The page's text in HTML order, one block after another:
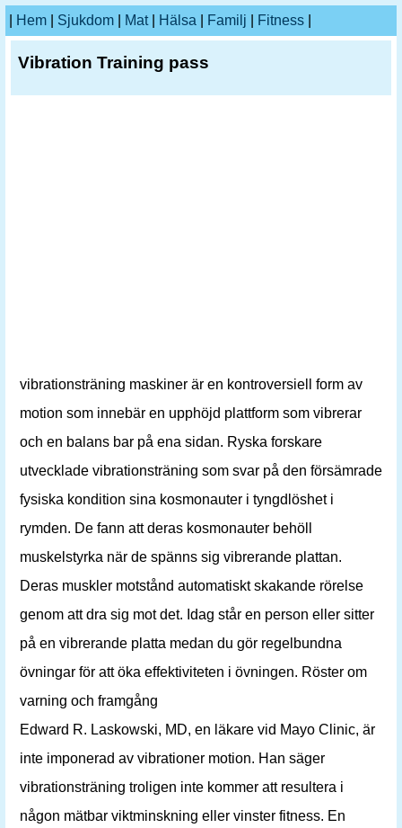
Hem Sjukdom Mat| Hälsa Familj Fitness
Vibration Training pass
vibrationsträning maskiner är en kontroversiell form av
motion som innebär en upphöjd plattform som vibrerar
och en balans bar på ena sidan. Ryska forskare
utvecklade vibrationsträning som svar på den försämrade
fysiska kondition sina kosmonauter i tyngdlöshet i
rymden. De fann att deras kosmonauter behöll
muskelstyrka när de spänns sig vibrerande plattan.
Deras muskler motstånd automatiskt skakande rörelse
genom att dra sig mot det. Idag står en person eller sitter
på en vibrerande platta medan du gör regelbundna
övningar för att öka effektiviteten i övningen. Röster om
varning och framgång
Edward R. Laskowski, MD, en läkare vid Mayo Clinic, är
inte imponerad av vibrationer motion. Han säger
vibrationsträning troligen inte kommer att resultera i
någon mätbar viktminskning eller vinster fitness. En